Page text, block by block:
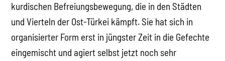
kurdischen Befreiungsbewegung, die in den Städten
und Vierteln der Ost-Türkei kämpft. Sie hat sich in
organisierter Form erst in jüngster Zeit in die Gefechte
eingemischt und agiert selbst jetzt noch sehr